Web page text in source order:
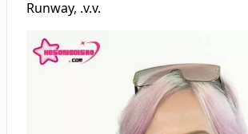
Runway, .v.v.